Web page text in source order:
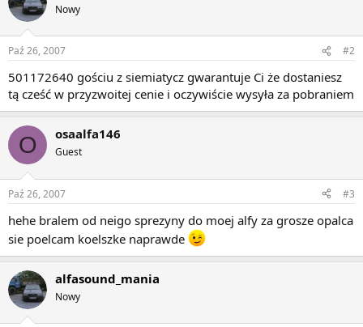
Nowy
Paź 26, 2007 #2
501172640 gościu z siemiatycz gwarantuje Ci że dostaniesz
tą cześć w przyzwoitej cenie i oczywiście wysyła za pobraniem
O osaalfa146
Guest
Paź 26, 2007 #3
hehe bralem od neigo sprezyny do moej alfy za grosze opalca
sie poelcam koelszke naprawde
alfasound_mania
Nowy